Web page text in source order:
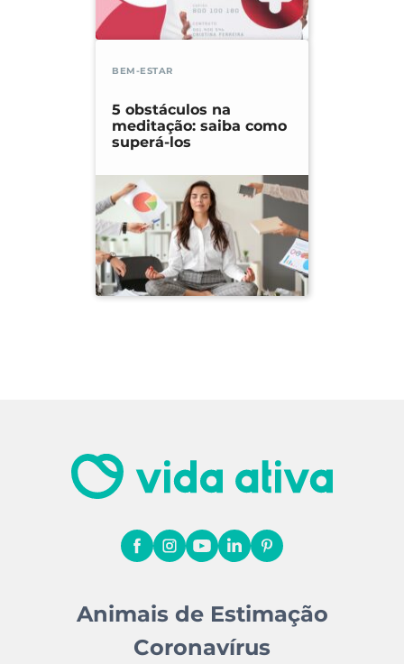
BEM-ESTAR
5 obstáculos na
meditação: saiba como
superá-los
Animais de Estimação
Coronavírus